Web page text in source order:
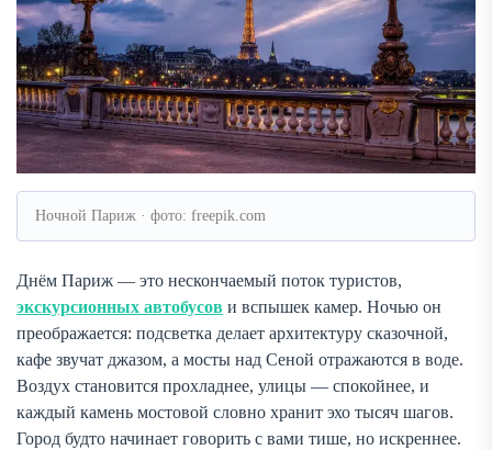
Ночной Париж · фото: freepik.com
Днём Париж — это нескончаемый поток туристов,
экскурсионных автобусов и вспышек камер. Ночью он
преображается: подсветка делает архитектуру сказочной,
кафе звучат джазом, а мосты над Сеной отражаются в воде.
Воздух становится прохладнее, улицы — спокойнее, и
каждый камень мостовой словно хранит эхо тысяч шагов.
Город будто начинает говорить с вами тише, но искреннее.